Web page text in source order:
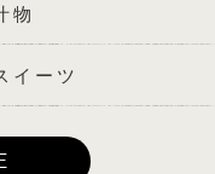
物
イーツ